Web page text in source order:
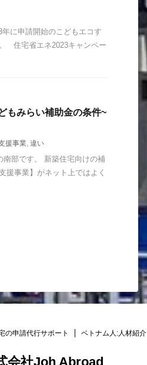
に申請開始のこどもエコす
住宅省エネ2023キャンペー
もみらい補助金の条件~
援事業, 違い
部です。 新築住宅向けの補
援事業】がネット上ではよく
の申請代行サポート ベトナム人:人材紹介
会社Joh Abroad